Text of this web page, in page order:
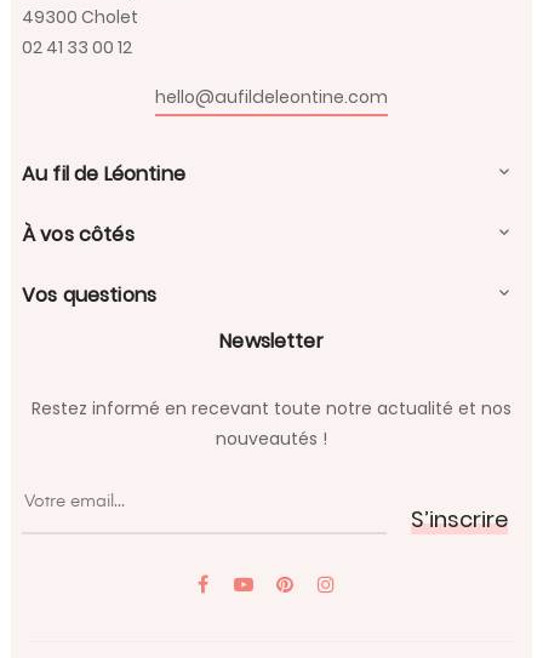
49300 Cholet
02 41 33 00 12
hello@aufildeleontine.com
Au fil de Léontine 
À vos côtés 
Vos questions 
Newsletter
Restez informé en recevant toute notre actualité et nos
nouveautés !
S’inscrire
YouTubePinterest